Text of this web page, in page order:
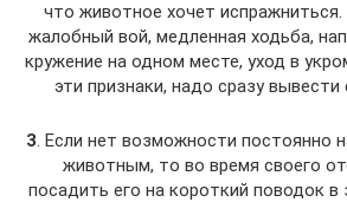
что животное хочет
жалобный вой, медленная ходьба,
кружение на одном месте, уход в
эти признаки, надо сразу вывести
3. Если нет возможности постоянно
животным, то во время своего
посадить его на короткий поводок в